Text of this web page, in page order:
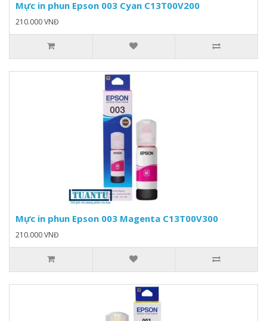
Mực in phun Epson 003 Cyan C13T00V200
210.000 VNĐ
Mực in phun Epson 003 Magenta C13T00V300
210.000 VNĐ